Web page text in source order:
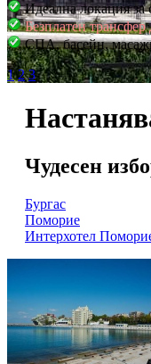
Идеална локация за
Безплатен
СПА, басейн,
1 2 3
Чудесен
Бургас
Поморие
Интерхотел